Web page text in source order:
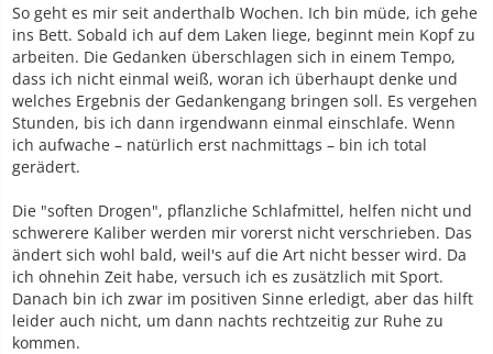
So geht es mir seit anderthalb Wochen. Ich bin müde, ich gehe
ins Bett. Sobald ich auf dem Laken liege, beginnt mein Kopf zu
arbeiten. Die Gedanken überschlagen sich in einem Tempo,
dass ich nicht einmal weiß, woran ich überhaupt denke und
welches Ergebnis der Gedankengang bringen soll. Es vergehen
Stunden, bis ich dann irgendwann einmal einschlafe. Wenn
ich aufwache – natürlich erst nachmittags – bin ich total
gerädert.
Die "soften Drogen", pflanzliche Schlafmittel, helfen nicht und
schwerere Kaliber werden mir vorerst nicht verschrieben. Das
ändert sich wohl bald, weil's auf die Art nicht besser wird. Da
ich ohnehin Zeit habe, versuch ich es zusätzlich mit Sport.
Danach bin ich zwar im positiven Sinne erledigt, aber das hilft
leider auch nicht, um dann nachts rechtzeitig zur Ruhe zu
kommen.